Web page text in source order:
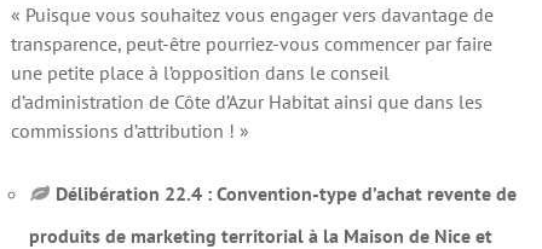
« Puisque vous souhaitez vous engager vers davantage de
transparence, peut-être pourriez-vous commencer par faire
une petite place à l’opposition dans le conseil
d’administration de Côte d’Azur Habitat ainsi que dans les
commissions d’attribution ! »
Délibération 22.4 : Convention-type d’achat revente de
produits de marketing territorial à la Maison de Nice et